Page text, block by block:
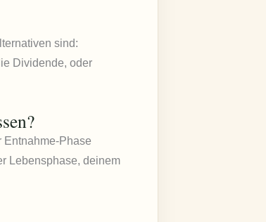
sind:
Dividende, oder
Entnahme-Phase
Lebensphase, deinem